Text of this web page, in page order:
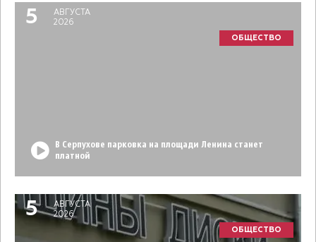
5
АВГУСТА
2026
ОБЩЕСТВО
В Серпухове парковка на площади Ленина станет
платной
5
АВГУСТА
2026
ОБЩЕСТВО